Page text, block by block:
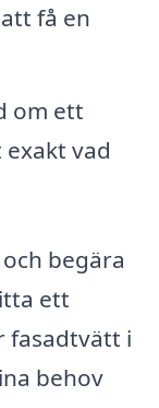
få en
om ett
vad
begära
ett
fasadtvätt i
behov